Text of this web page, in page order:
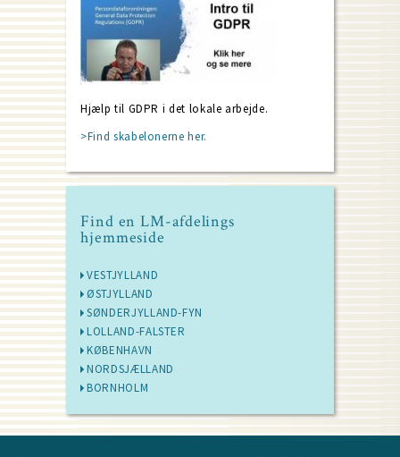
Hjælp til GDPR i det lokale arbejde.
>Find skabelonerne her.
Find en LM-afdelings
hjemmeside
VESTJYLLAND
ØSTJYLLAND
SØNDERJYLLAND-FYN
LOLLAND-FALSTER
KØBENHAVN
NORDSJÆLLAND
BORNHOLM